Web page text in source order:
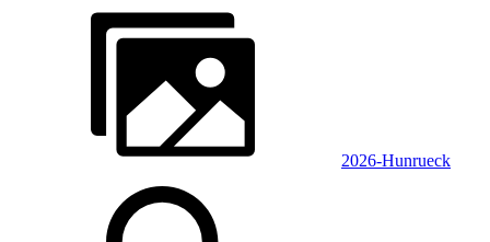
2026-Hunrueck